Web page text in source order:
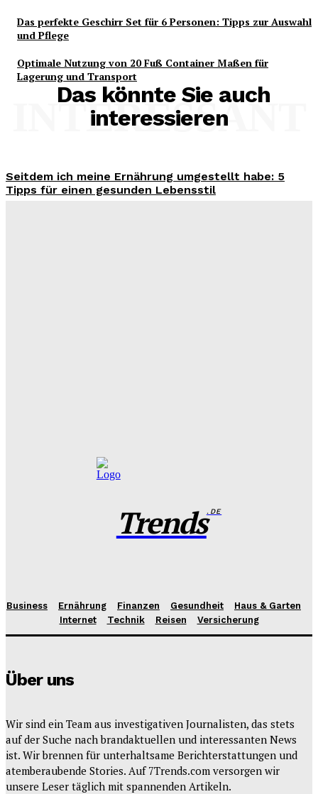
Das perfekte Geschirr Set für 6 Personen: Tipps zur Auswahl
und Pflege
Optimale Nutzung von 20 Fuß Container Maßen für
Lagerung und Transport
Das könnte Sie auch
interessieren
INTERESSANT
Seitdem ich meine Ernährung umgestellt habe: 5
Tipps für einen gesunden Lebensstil
Trends.DE
Business Ernährung Finanzen Gesundheit
Haus & Garten
Internet
Technik Reisen Versicherung
Über uns
Wir sind ein Team aus investigativen Journalisten, das stets
auf der Suche nach brandaktuellen und interessanten News
ist. Wir brennen für unterhaltsame Berichterstattungen und
atemberaubende Stories. Auf 7Trends.com versorgen wir
unsere Leser täglich mit spannenden Artikeln.